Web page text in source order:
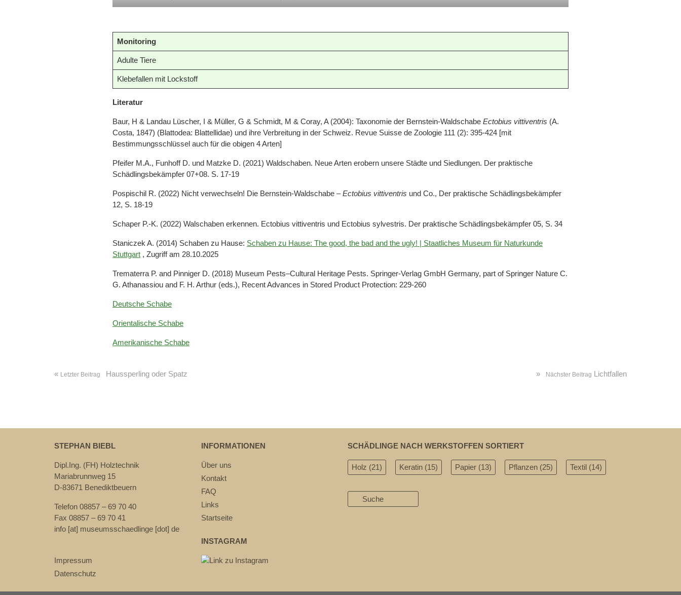
Monitoring
Adulte Tiere
Klebefallen mit Lockstoff
Literatur
Baur, H & Landau Lüscher, I & Müller, G & Schmidt, M & Coray, A (2004): Taxonomie der Bernstein-Waldschabe Ectobius vittiventris (A.
Costa, 1847) (Blattodea: Blattellidae) und ihre Verbreitung in der Schweiz. Revue Suisse de Zoologie 111 (2): 395-424 [mit
Bestimmungsschlüssel auch für die obigen 4 Arten]
Pfeifer M.A., Funhoff D. und Matzke D. (2021) Waldschaben. Neue Arten erobern unsere Städte und Siedlungen. Der praktische
Schädlingsbekämpfer 07+08. S. 17-19
Pospischil R. (2022) Nicht verwechseln! Die Bernstein-Waldschabe –Ectobius vittiventris und Co., Der praktische Schädlingsbekämpfer
12, S. 18-19
Schaper P.-K. (2022) Walschaben erkennen. Ectobius vittiventris und Ectobius sylvestris. Der praktische Schädlingsbekämpfer 05, S. 34
Staniczek A. (2014) Schaben zu Hause: Schaben zu Hause: The good, the bad and the ugly! | Staatliches Museum für Naturkunde
Stuttgart , Zugriff am 28.10.2025
Trematerra P. and Pinniger D. (2018) Museum Pests–Cultural Heritage Pests. Springer-Verlag GmbH Germany, part of Springer Nature C.
G. Athanassiou and F. H. Arthur (eds.), Recent Advances in Stored Product Protection: 229-260
Deutsche Schabe
Orientalische Schabe
Amerikanische Schabe
» Nächster Beitrag Lichtfallen
« Letzter Beitrag Haussperling oder Spatz
STEPHAN BIEBL
Dipl.Ing. (FH) Holztechnik
Mariabrunnweg 15
D-83671 Benediktbeuern
Telefon 08857 – 69 70 40
Fax 08857 – 69 70 41
info [at] museumsschaedlinge [dot] de
Impressum
Datenschutz
INFORMATIONEN
Über uns
Kontakt
FAQ
Links
Startseite
INSTAGRAM
SCHÄDLINGE NACH WERKSTOFFEN SORTIERT
Holz (21) Keratin (15) Papier (13) Pflanzen (25) Textil (14)